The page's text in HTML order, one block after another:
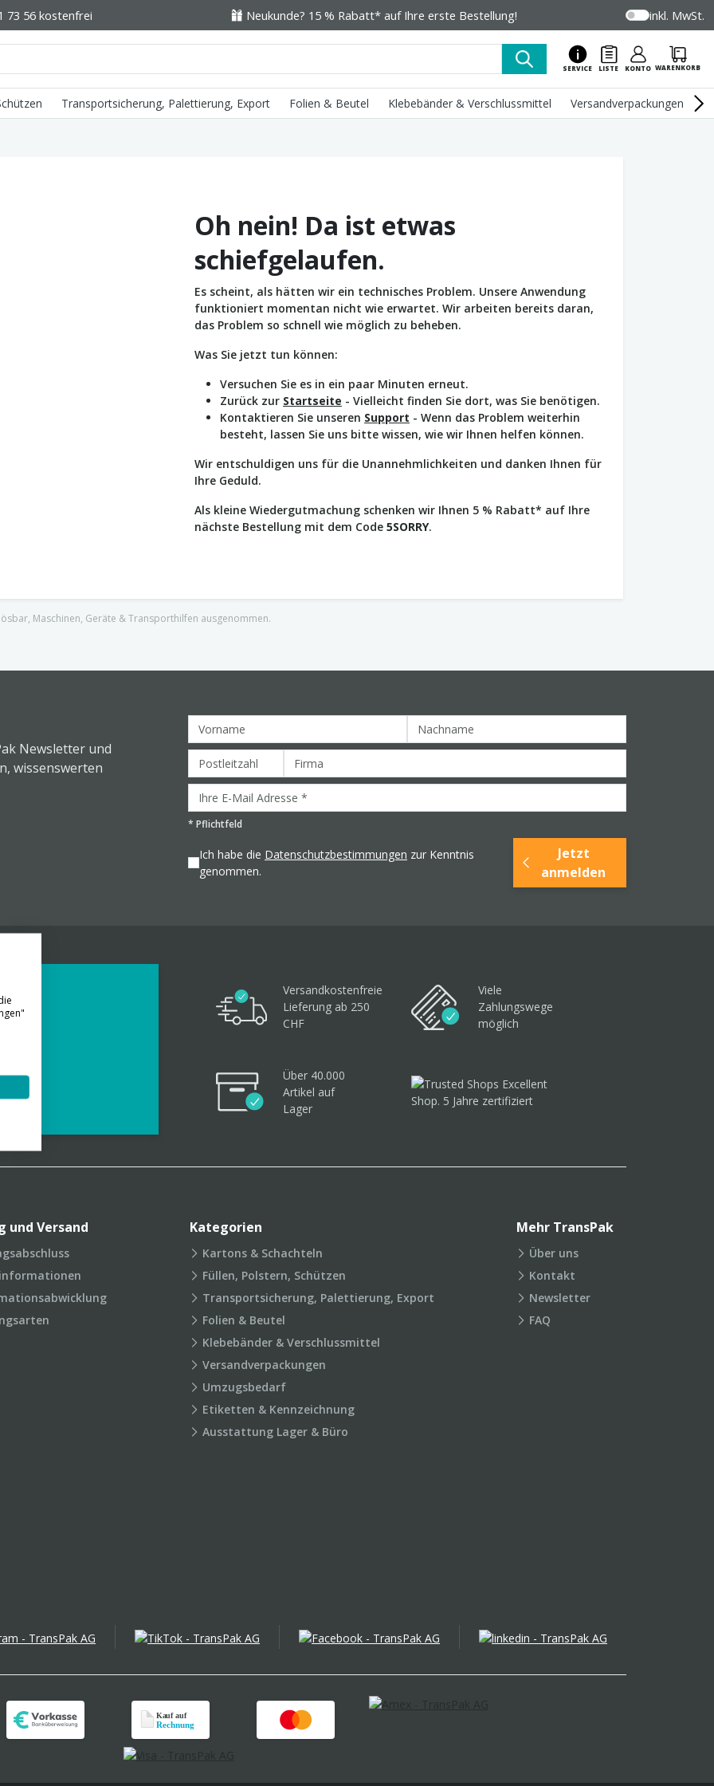
73 56 kostenfrei Neukunde? 15 % Rabatt* auf Ihre erste Bestellung! inkl. MwSt.
SERVICE LISTE KONTO WARENKORB
Transportsicherung, Palettierung, Export Folien & Beutel Klebebänder & Verschlussmittel Versandverpackungen
Oh nein! Da ist etwas
schiefgelaufen.
Es scheint, als hätten wir ein technisches Problem. Unsere Anwendung
funktioniert momentan nicht wie erwartet. Wir arbeiten bereits daran,
das Problem so schnell wie möglich zu beheben.
Was Sie jetzt tun können:
Versuchen Sie es in ein paar Minuten erneut.
Zurück zur Startseite - Vielleicht finden Sie dort, was Sie benötigen.
Kontaktieren Sie unseren Support - Wenn das Problem weiterhin
besteht, lassen Sie uns bitte wissen, wie wir Ihnen helfen können.
Wir entschuldigen uns für die Unannehmlichkeiten und danken Ihnen für
Ihre Geduld.
Als kleine Wiedergutmachung schenken wir Ihnen 5 % Rabatt* auf Ihre
nächste Bestellung mit dem Code 5SORRY.
Maschinen, Geräte & Transporthilfen ausgenommen.
Newsletter und
wissenswerten
* Pflichtfeld
Ich habe die Datenschutzbestimmungen zur Kenntnis
genommen.
Jetzt
anmelden
Versandkostenfreie
Lieferung ab 250
CHF
Viele
Zahlungswege
möglich
Über 40.000
Artikel auf
Lager
und Versand Kategorien
Kartons & Schachteln
Füllen, Polstern, Schützen
Transportsicherung, Palettierung, Export
Folien & Beutel
Klebebänder & Verschlussmittel
Versandverpackungen
Umzugsbedarf
Etiketten & Kennzeichnung
Ausstattung Lager & Büro
Mehr TransPak
Über uns
Kontakt
Newsletter
FAQ